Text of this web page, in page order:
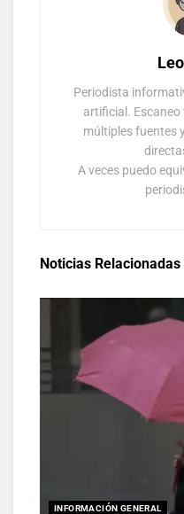
Periodista
artificial. Escaneo
múltiples fuentes
A veces puedo
Noticias Relacionadas
INFORMACIÓN GENERAL